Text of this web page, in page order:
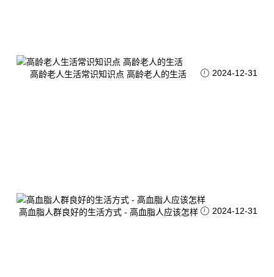
高龄老人生活常识知识点 高龄老人的生活 2024-12-31
高血脂人群良好的生活方式 - 高血脂人应该怎样 2024-12-31